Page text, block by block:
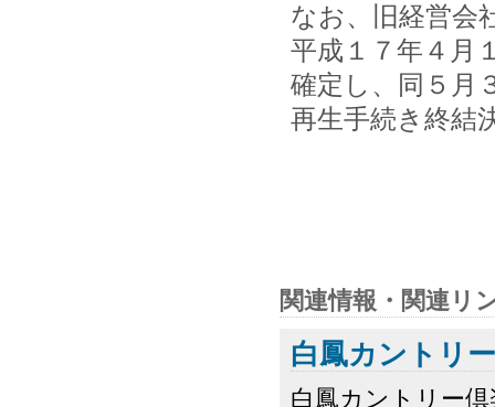
なお、旧経営会
平成１７年４月
確定し、同５月
再生手続き終結
関連情報・関連リ
白鳳カントリ
白鳳カントリー